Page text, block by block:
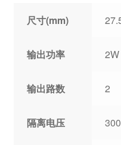
尺寸(mm)
输出功率 2W
输出路数 2
隔离电压